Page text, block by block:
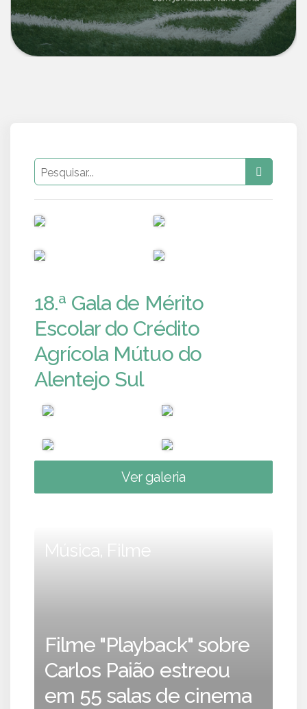
18.ª Gala de Mérito
Escolar do Crédito
Agrícola Mútuo do
Alentejo Sul
Ver galeria
Música, Filme
Filme "Playback" sobre
Carlos Paião estreou
em 55 salas de cinema